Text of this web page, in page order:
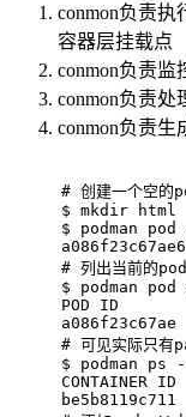
conmon负责
容器层挂载点
conmon负责监
conmon负责
conmon负责生
# 创建一个空的
$ mkdir html
$ podman
# 列出当前的pod
$ podman pod
POD ID
# 可见实际只有
$ podman ps